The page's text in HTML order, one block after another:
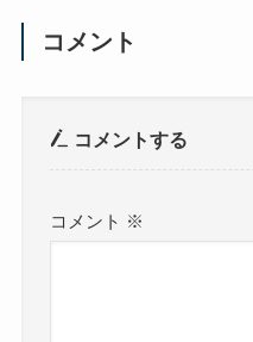
コメント
コメントする
コメント ※